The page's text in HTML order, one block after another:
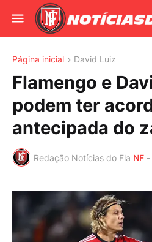
Página inicial David Luiz
Flamengo e
podem ter
antecipada do
Redação Notícias do Fla NF -